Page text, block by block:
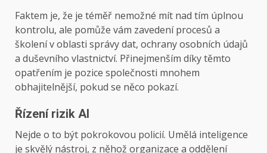
Faktem je, že je téměř nemožné mít nad tím úplnou
kontrolu, ale pomůže vám zavedení procesů a
školení v oblasti správy dat, ochrany osobních údajů
a duševního vlastnictví. Přinejmenším díky těmto
opatřením je pozice společnosti mnohem
obhajitelnější, pokud se něco pokazí.
Řízení rizik AI
Nejde o to být pokrokovou policií. Umělá inteligence
je skvělý nástroj, z něhož organizace a oddělení